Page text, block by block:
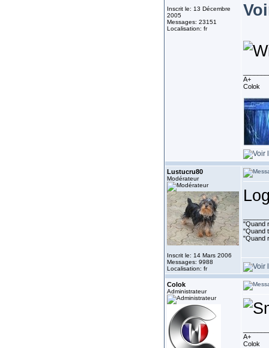
Inscrit le: 13 Décembre
2005
Messages: 23151
Localisation: fr
A+
Colok
Lustucru80
Modérateur
Inscrit le: 14 Mars 2006
Messages: 9988
Localisation: fr
"Quand
"Quand
"Quand
Colok
Administrateur
A+
Colok